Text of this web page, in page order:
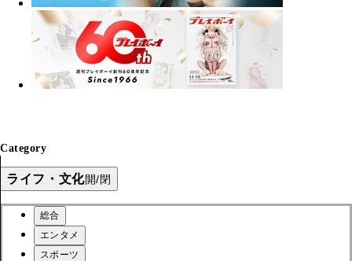
Category
ライフ・文化開/閉
総合
エンタメ
スポーツ